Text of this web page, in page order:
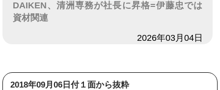
DAIKEN、清洲専務が社長に昇格=伊藤忠では
資材関連
2026年03月04日
2018年09月06日付１面から抜粋